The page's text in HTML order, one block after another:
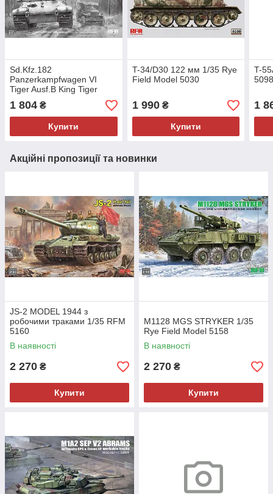
Sd.Kfz.182
Panzerkampfwagen VI
Tiger Ausf.B King Tiger
ARDENNES 1944 1/35 Rye
Field Model 5137
1 804 ₴
Купити
T-34/D30 122 мм 1/35 Rye
Field Model 5030
1 990₴
Купити
T-
1
Акційні пропозиції та новинки
JS-2 MODEL 1944 з
робочими траками 1/35 RFM
5160
В наявності
2 270 ₴
Купити
M1128 MGS STRYKER 1/35
Rye Field Model 5158
В наявності
2 270 ₴
Купити